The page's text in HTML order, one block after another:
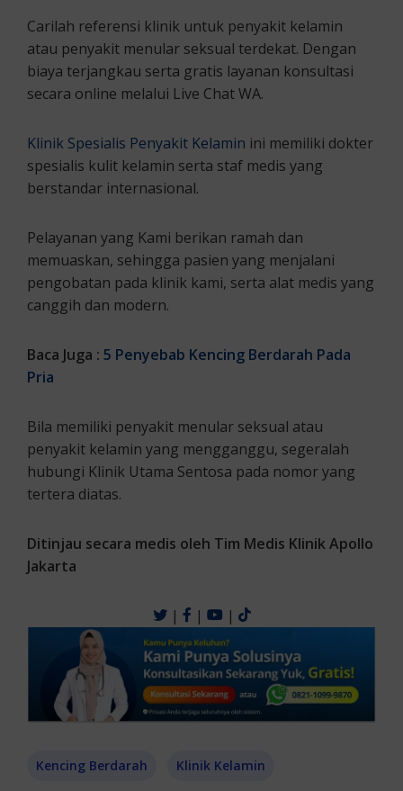
Carilah referensi klinik untuk penyakit kelamin
atau penyakit menular seksual terdekat. Dengan
biaya terjangkau serta gratis layanan konsultasi
secara online melalui Live Chat WA.
Klinik Spesialis Penyakit Kelamin ini memiliki dokter
spesialis kulit kelamin serta staf medis yang
berstandar internasional.
Pelayanan yang Kami berikan ramah dan
memuaskan, sehingga pasien yang menjalani
pengobatan pada klinik kami, serta alat medis yang
canggih dan modern.
Baca Juga : 5 Penyebab Kencing Berdarah Pada
Pria
Bila memiliki penyakit menular seksual atau
penyakit kelamin yang mengganggu, segeralah
hubungi Klinik Utama Sentosa pada nomor yang
tertera diatas.
Ditinjau secara medis oleh Tim Medis Klinik Apollo
Jakarta
| | |
Kencing Berdarah Klinik Kelamin